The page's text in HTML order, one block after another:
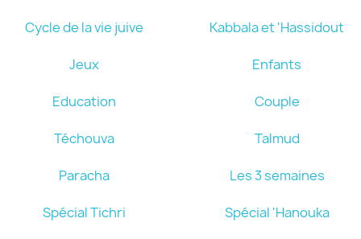
Cycle de la vie juive Kabbala et 'Hassidout
Jeux Enfants
Education Couple
Téchouva Talmud
Paracha Les 3 semaines
Spécial Tichri Spécial 'Hanouka